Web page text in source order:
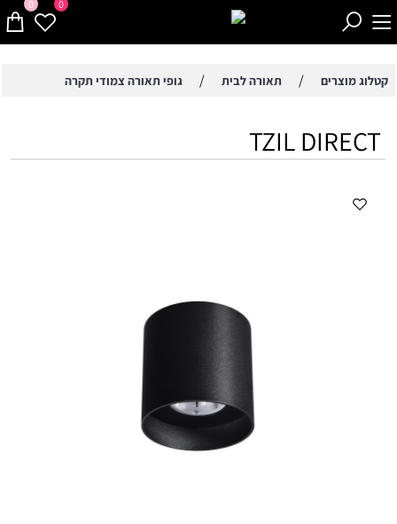
0 0
קטלוג מוצרים / תאורה לבית / גופי תאורה צמודי תקרה
TZIL DIRECT